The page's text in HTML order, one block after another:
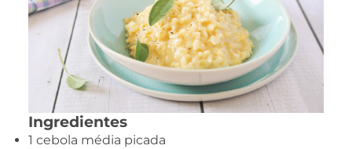
Ingredientes
1 cebola média picada